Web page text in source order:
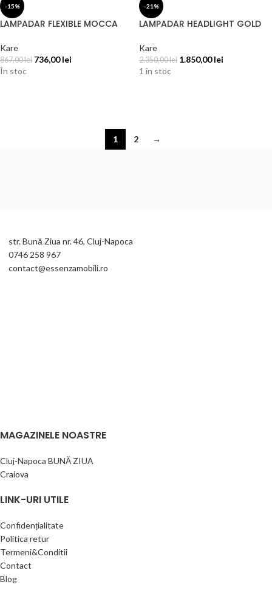
-15%
LAMPADAR FLEXIBLE MOCCA
Kare
867,00lei 736,00lei
În stoc
-21%
LAMPADAR HEADLIGHT GOLD
Kare
2.350,00lei 1.850,00lei
1 în stoc
1 2 →
str. Bună Ziua nr. 46, Cluj-Napoca
0746 258 967
contact@essenzamobili.ro
MAGAZINELE NOASTRE
Cluj-Napoca BUNĂ ZIUA
Craiova
LINK-URI UTILE
Confidențialitate
Politica retur
Termeni&Conditii
Contact
Blog